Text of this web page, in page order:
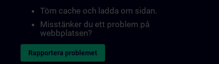
Töm cache och ladda om sidan.
Misstänker du ett problem på
webbplatsen?
Rapportera problemet